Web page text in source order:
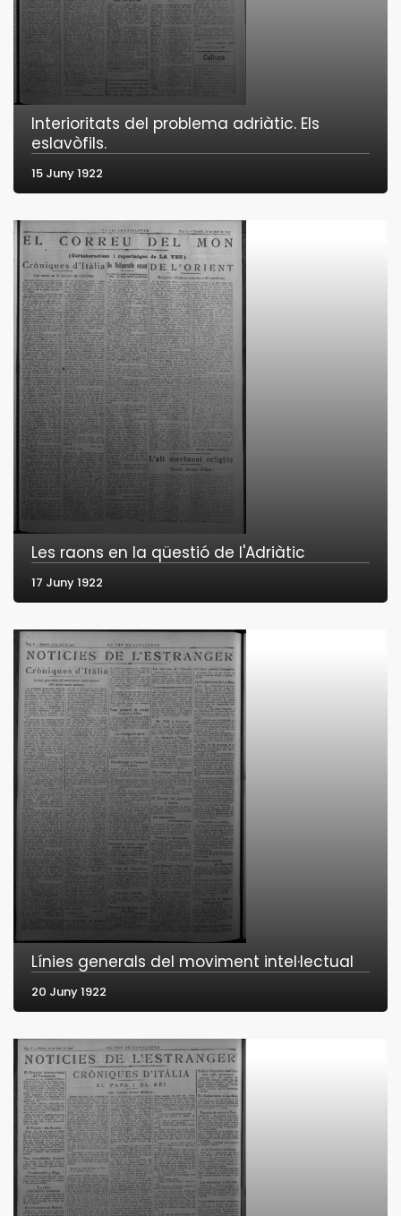
Interioritats del problema adriàtic. Els
eslavòfils.
15 Juny 1922
Les raons en la qüestió de l'Adriàtic
17 Juny 1922
Línies generals del moviment intel·lectual
20 Juny 1922